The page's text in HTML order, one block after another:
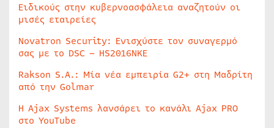
Ειδικούς στην κυβερνοασφάλεια αναζητούν οι
μισές εταιρείες
Novatron Security: Ενισχύστε τον συναγερμό
σας με το DSC – HS2016NKE
Rakson S.A.: Μία νέα εμπειρία G2+ στη Μαδρίτη
από την Golmar
Η Ajax Systems λανσάρει το κανάλι Ajax PRO
στο YouTube